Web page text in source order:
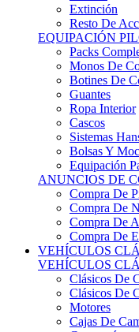
Extinción
Resto De
EQUIPACIÓN
Packs
Monos De
Botines De
Guantes
Ropa Interior
Cascos
Sistemas
Bolsas Y
Equipación
ANUNCIOS DE
Compra De
Compra De
Compra De
Compra De
VEHÍCULOS
VEHÍCULOS
Clásicos De
Clásicos De
Motores
Cajas De